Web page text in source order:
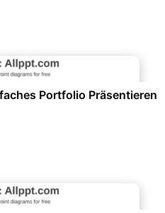
Portfolio Präsentieren